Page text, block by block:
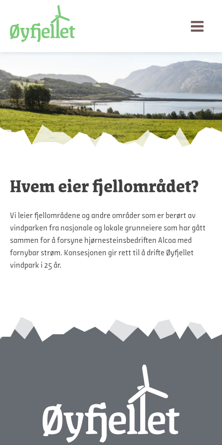
Hvem eier fjellområdet?
Vi leier fjellområdene og andre områder som er berørt av
vindparken fra nasjonale og lokale grunneiere som har gått
sammen for å forsyne hjørnesteinsbedriften Alcoa med
fornybar strøm. Konsesjonen gir rett til å drifte Øyfjellet
vindpark i 25 år.